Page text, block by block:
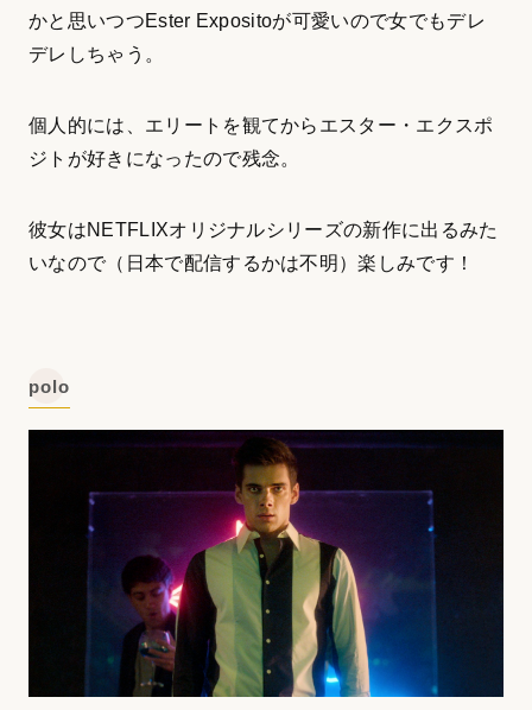
かと思いつつEster Expositoが可愛いので女でもデレ
デレしちゃう。
個人的には、エリートを観てからエスター・エクスポ
ジトが好きになったので残念。
彼女はNETFLIXオリジナルシリーズの新作に出るみた
いなので（日本で配信するかは不明）楽しみです！
polo